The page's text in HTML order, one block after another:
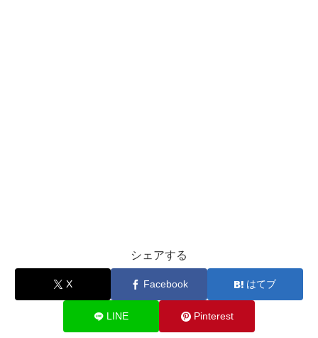
シェアする
X Facebook はてブ
LINE Pinterest